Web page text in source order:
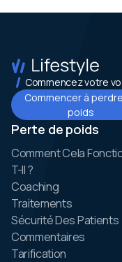
Commencez votre
Commencer à
poids
Perte de poids
Comment Cela
T-Il ?
Coaching
Traitements
Sécurité Des Patients
Commentaires
Tarification